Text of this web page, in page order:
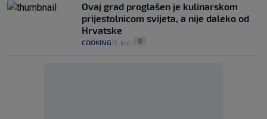
Ovaj grad proglašen je kulinarskom
prijestolnicom svijeta, a nije daleko od
Hrvatske
COOKING 5. kol. 0